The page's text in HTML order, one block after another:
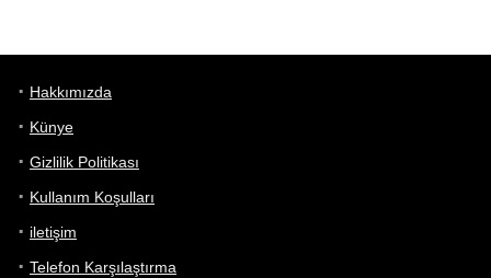
Hakkımızda
Künye
Gizlilik Politikası
Kullanım Koşulları
iletişim
Telefon Karşılaştırma